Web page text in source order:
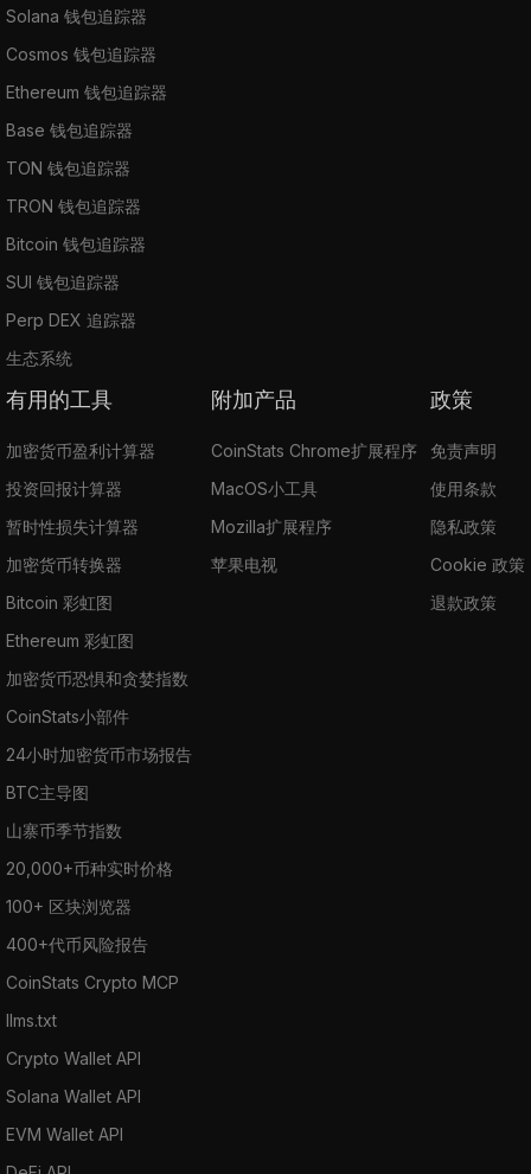
Solana 钱包追踪器
Cosmos 钱包追踪器
Ethereum 钱包追踪器
Base 钱包追踪器
TON 钱包追踪器
TRON 钱包追踪器
Bitcoin 钱包追踪器
SUI 钱包追踪器
Perp DEX 追踪器
生态系统
有用的工具
加密货币盈利计算器
投资回报计算器
暂时性损失计算器
加密货币转换器
Bitcoin 彩虹图
Ethereum 彩虹图
加密货币恐惧和贪婪指数
CoinStats小部件
24小时加密货币市场报告
BTC主导图
山寨币季节指数
20,000+币种实时价格
100+ 区块浏览器
400+代币风险报告
CoinStats Crypto MCP
llms.txt
Crypto Wallet API
Solana Wallet API
EVM Wallet API
附加产品
CoinStats Chrome扩展程序
MacOS小工具
Mozilla扩展程序
苹果电视
政策
免责声明
使用条款
隐私政策
Cookie 政策
退款政策